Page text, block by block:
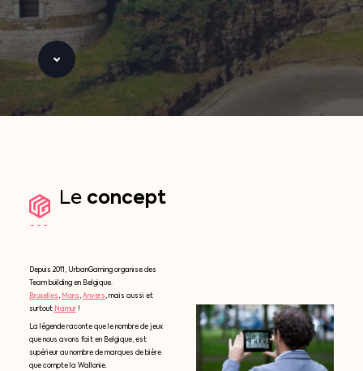
Le concept
Depuis 2011, UrbanGaming organise des
Team building en Belgique.
Bruxelles, Mons,Anvers, mais aussi et
surtout Namur!
La légende raconte que le nombre de jeux
que nous avons fait en Belgique, est
supérieur au nombre de marques de bière
que compte la Wallonie.